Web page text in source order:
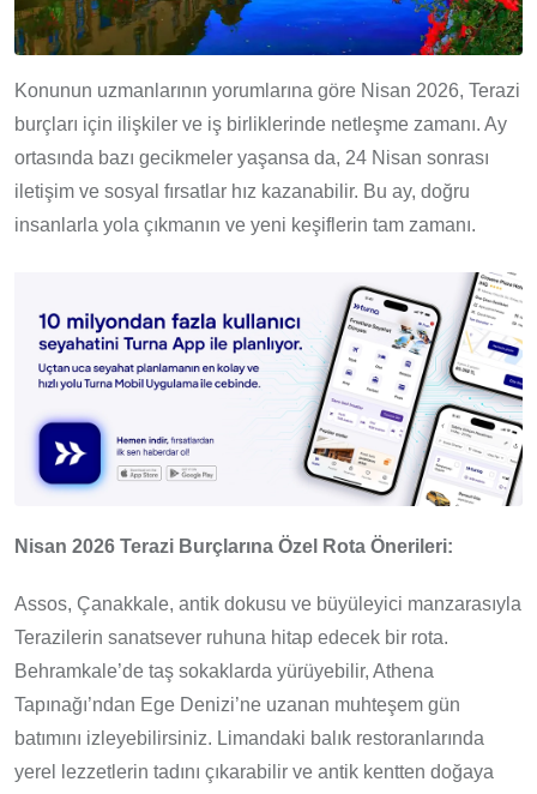
Konunun uzmanlarının yorumlarına göre Nisan 2026, Terazi
burçları için ilişkiler ve iş birliklerinde netleşme zamanı. Ay
ortasında bazı gecikmeler yaşansa da, 24 Nisan sonrası
iletişim ve sosyal fırsatlar hız kazanabilir. Bu ay, doğru
insanlarla yola çıkmanın ve yeni keşiflerin tam zamanı.
Nisan 2026 Terazi Burçlarına Özel Rota Önerileri:
Assos, Çanakkale, antik dokusu ve büyüleyici manzarasıyla
Terazilerin sanatsever ruhuna hitap edecek bir rota.
Behramkale’de taş sokaklarda yürüyebilir, Athena
Tapınağı’ndan Ege Denizi’ne uzanan muhteşem gün
batımını izleyebilirsiniz. Limandaki balık restoranlarında
yerel lezzetlerin tadını çıkarabilir ve antik kentten doğaya